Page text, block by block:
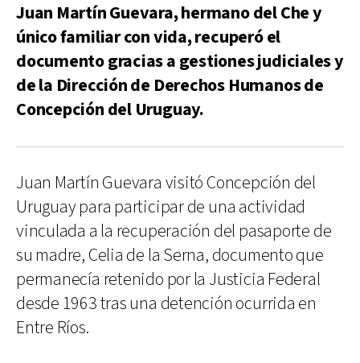
Juan Martín Guevara, hermano del Che y
único familiar con vida, recuperó el
documento gracias a gestiones judiciales y
de la Dirección de Derechos Humanos de
Concepción del Uruguay.
Juan Martín Guevara visitó Concepción del
Uruguay para participar de una actividad
vinculada a la recuperación del pasaporte de
su madre, Celia de la Serna, documento que
permanecía retenido por la Justicia Federal
desde 1963 tras una detención ocurrida en
Entre Ríos.